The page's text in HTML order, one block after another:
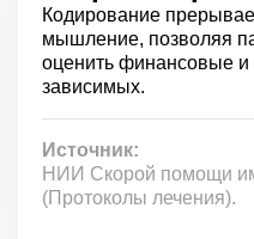
вместе с
Кодирование
обратно связи.
будут
Кодирование
мышление, позволяя
оценить финансовые и
зависимых.
Источник:
НИИ Скорой помощи
(Протоколы лечения).